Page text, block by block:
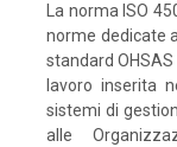
La norma ISO
norme dedicate
standard
lavoro inserita
sistemi di
alle